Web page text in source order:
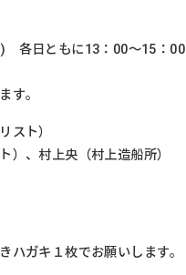
日ともに13：00～15：00
す。
スト）
、村上央（村上造船所）
ガキ１枚でお願いします。